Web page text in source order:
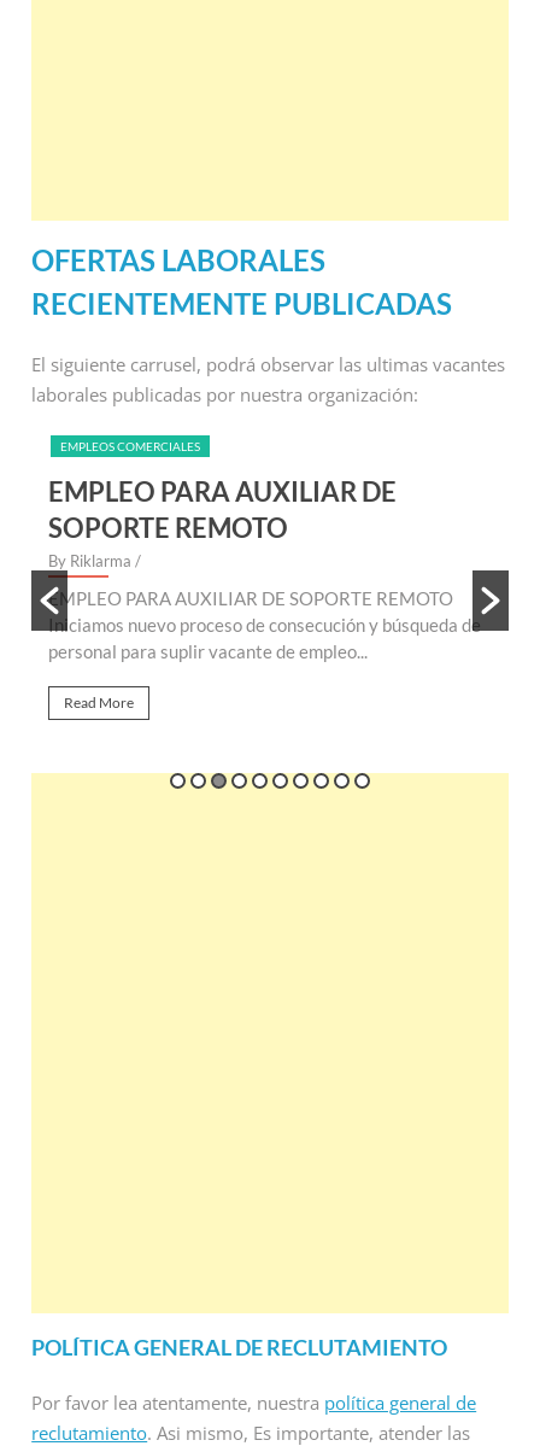
OFERTAS LABORALES
RECIENTEMENTE PUBLICADAS
El siguiente carrusel, podrá observar las ultimas vacantes
laborales publicadas por nuestra organización:
EMPLEOS COMERCIALES
EMPLEO PARA AUXILIAR DE
SOPORTE REMOTO
By Riklarma /
EMPLEO PARA AUXILIAR DE SOPORTE REMOTO
Iniciamos nuevo proceso de consecución y búsqueda de
personal para suplir vacante de empleo...
Read More
POLÍTICA GENERAL DE RECLUTAMIENTO
Por favor lea atentamente, nuestra política general de
reclutamiento. Asi mismo, Es importante, atender las